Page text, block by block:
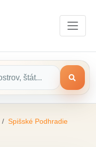
Spišské Podhradie